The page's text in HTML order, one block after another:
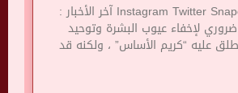
Instagram Twitter Snapchat Youtube آخر الأخبار :
لإخفاء عيوب البشرة وتوحيد
عليه “كريم الأساس” ، ولكنه قد